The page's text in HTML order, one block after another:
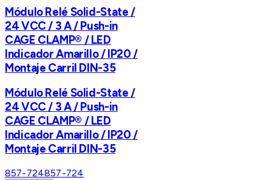
Módulo Relé Solid-State /
24 VCC / 3 A / Push-in
CAGE CLAMP® / LED
Indicador Amarillo / IP20 /
Montaje Carril DIN-35
Módulo Relé Solid-State /
24 VCC / 3 A / Push-in
CAGE CLAMP® / LED
Indicador Amarillo / IP20 /
Montaje Carril DIN-35
857-724857-724